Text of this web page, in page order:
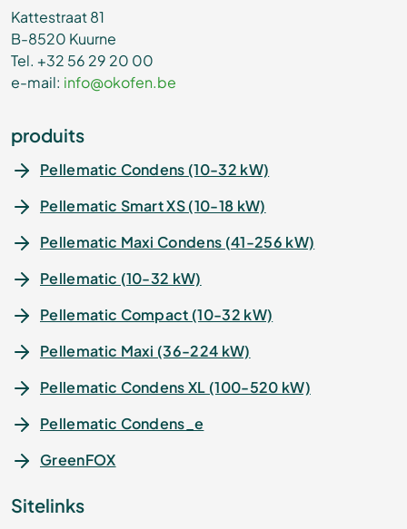
Kattestraat 81
B-8520 Kuurne
Tel. +32 56 29 20 00
e-mail: info@okofen.be
produits
Pellematic Condens (10-32 kW)
Pellematic Smart XS (10-18 kW)
Pellematic Maxi Condens (41-256 kW)
Pellematic (10-32 kW)
Pellematic Compact (10-32 kW)
Pellematic Maxi (36-224 kW)
Pellematic Condens XL (100-520 kW)
Pellematic Condens_e
GreenFOX
Sitelinks